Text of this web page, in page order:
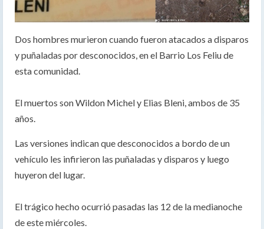
Dos hombres murieron cuando fueron atacados a disparos
y puñaladas por desconocidos, en el Barrio Los Feliu de
esta comunidad.
El muertos son Wildon Michel y Elias Bleni, ambos de 35
años.
Las versiones indican que desconocidos a bordo de un
vehículo les infirieron las puñaladas y disparos y luego
huyeron del lugar.
El trágico hecho ocurrió pasadas las 12 de la medianoche
de este miércoles.